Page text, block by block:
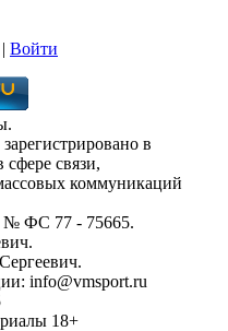
Войти
в
связи,
коммуникаций
№ ФС 77 - 75665.
info@vmsport.ru
18+